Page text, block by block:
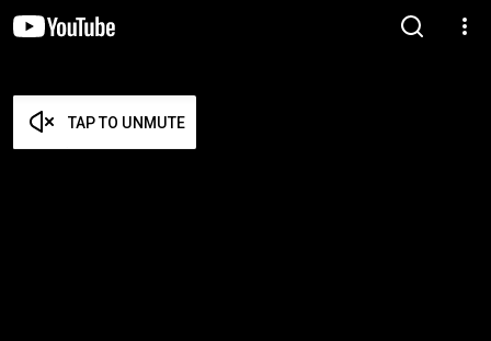
TAP TO UNMUTE